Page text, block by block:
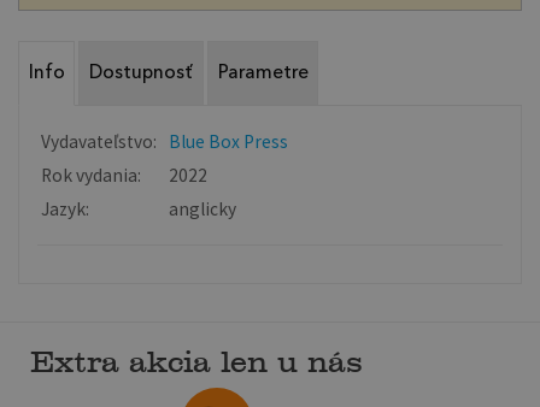
Info Dostupnosť Parametre
Vydavateľstvo:
Blue Box Press
Rok vydania:
2022
Jazyk:
anglicky
Extra akcia len u nás